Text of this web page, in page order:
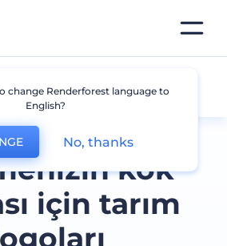
kök
için tarım
change Renderforest language to
English?
No, thanks